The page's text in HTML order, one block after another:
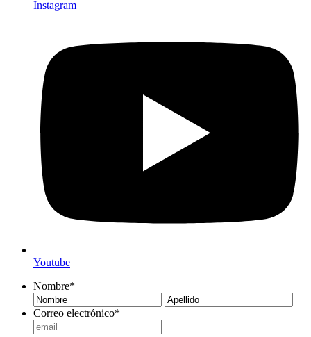
Instagram
Youtube
Nombre*
Nombre
Correo electrónico*